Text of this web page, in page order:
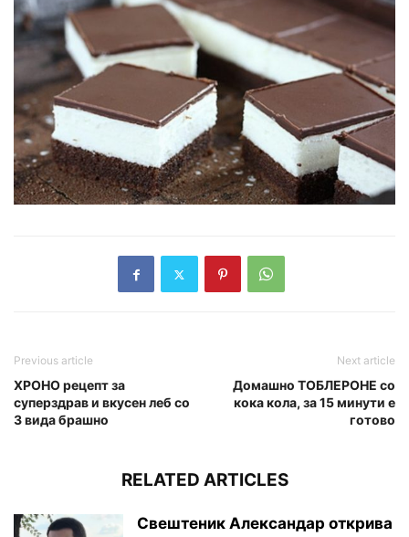
Previous article
ХРОНО рецепт за
суперздрав и вкусен леб со
3 вида брашно
Next article
Домашно ТОБЛЕРОНЕ со
кока кола, за 15 минути е
готово
RELATED ARTICLES
Свештеник Александар открива